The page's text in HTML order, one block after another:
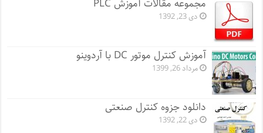
مجموعه مقالات آموزش PLC
دی 23, 1392
آموزش کنترل موتور DC با آردوینو
مرداد 26, 1399
دانلود جزوه کنترل صنعتی
دی 22, 1392